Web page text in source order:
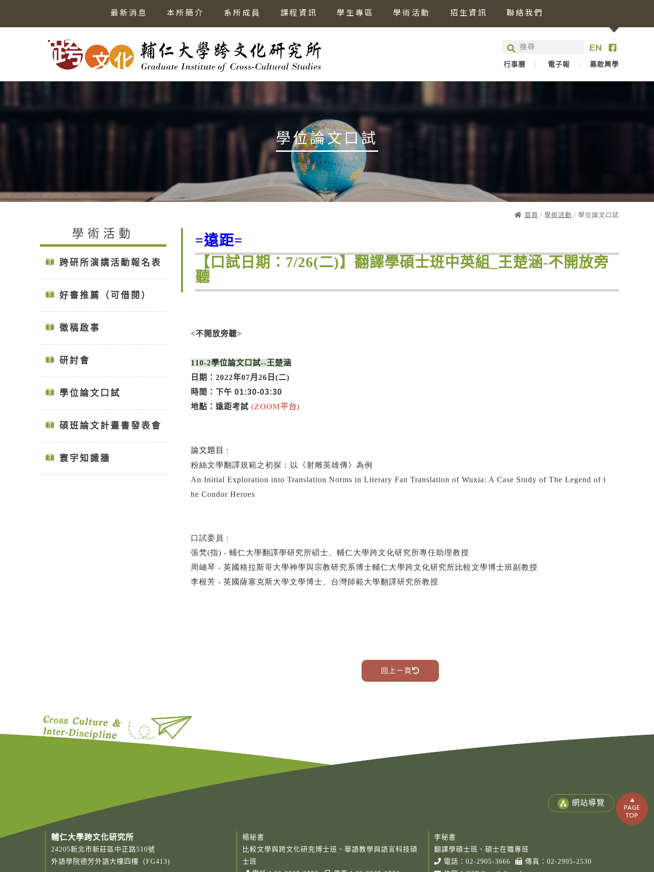
最新消息 本所簡介 系所成員 課程資訊 學生專區 學術活動 招生資訊 聯絡我們
行事曆 電子報 募款興學
學位論文口試
首頁 / 學術活動 / 學位論文口試
學術活動
跨研所演講活動報名表
好書推薦（可借閱）
徵稿啟事
研討會
學位論文口試
碩班論文計畫書發表會
寰宇知識牆
=遠距=
【口試日期：7/26(二)】翻譯學碩士班中英組_王楚涵-不開放旁
聽
<不開放旁聽>
110-2學位論文口試--王楚涵
日期：2022年07月26日(二)
時間：下午 01:30-03:30
地點： 遠距考試 (ZOOM平台)
論文題目 :
粉絲文學翻譯規範之初探：以《射雕英雄傳》為例
An Initial Exploration into Translation Norms in Literary Fan Translation of Wuxia: A Case Study of The Legend of t
he Condor Heroes
口試委員 :
張梵(指) - 輔仁大學翻譯學研究所碩士、輔仁大學跨文化研究所專任助理教授
周岫琴 - 英國格拉斯哥大學神學與宗教研究系博士輔仁大學跨文化研究所比較文學博士班副教授
李根芳 - 英國薩塞克斯大學文學博士、台灣師範大學翻譯研究所教授
回上一頁
網站導覽
輔仁大學跨文化研究所
24205新北市新莊區中正路510號
外語學院德芳外語大樓四樓（FG413)
楊秘書
比較文學與跨文化研究博士班、華語教學與語言科技碩
士班
李秘書
翻譯學碩士班、碩士在職專班
電話： 02-2905-3666
傳真：02-2905-2530